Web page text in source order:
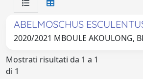
ABELMOSCHUS
2020/2021 MBOULE AKOULONG,
Mostrati risultati da 1 a 1
di 1